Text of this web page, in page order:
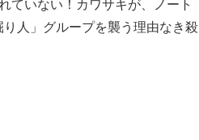
ていない！カワサキが、ノート
人」グループを襲う理由なき殺